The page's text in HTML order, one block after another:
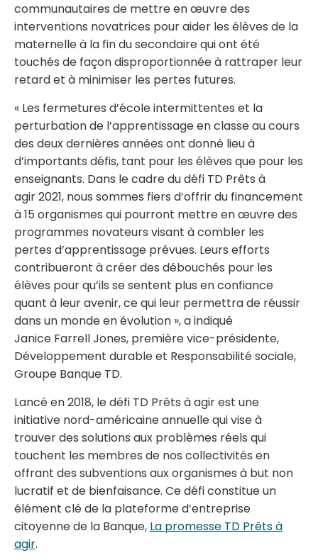
communautaires de mettre en œuvre des
interventions novatrices pour aider les élèves de la
maternelle à la fin du secondaire qui ont été
touchés de façon disproportionnée à rattraper leur
retard et à minimiser les pertes futures.
« Les fermetures d’école intermittentes et la
perturbation de l’apprentissage en classe au cours
des deux dernières années ont donné lieu à
d’importants défis, tant pour les élèves que pour les
enseignants. Dans le cadre du défi TD Prêts à
agir 2021, nous sommes fiers d’offrir du financement
à 15 organismes qui pourront mettre en œuvre des
programmes novateurs visant à combler les
pertes d’apprentissage prévues. Leurs efforts
contribueront à créer des débouchés pour les
élèves pour qu’ils se sentent plus en confiance
quant à leur avenir, ce qui leur permettra de réussir
dans un monde en évolution », a indiqué
Janice Farrell Jones, première vice-présidente,
Développement durable et Responsabilité sociale,
Groupe Banque TD.
Lancé en 2018, le défi TD Prêts à agir est une
initiative nord-américaine annuelle qui vise à
trouver des solutions aux problèmes réels qui
touchent les membres de nos collectivités en
offrant des subventions aux organismes à but non
lucratif et de bienfaisance. Ce défi constitue un
élément clé de la plateforme d’entreprise
citoyenne de la Banque, La promesse TD Prêts à
agir.